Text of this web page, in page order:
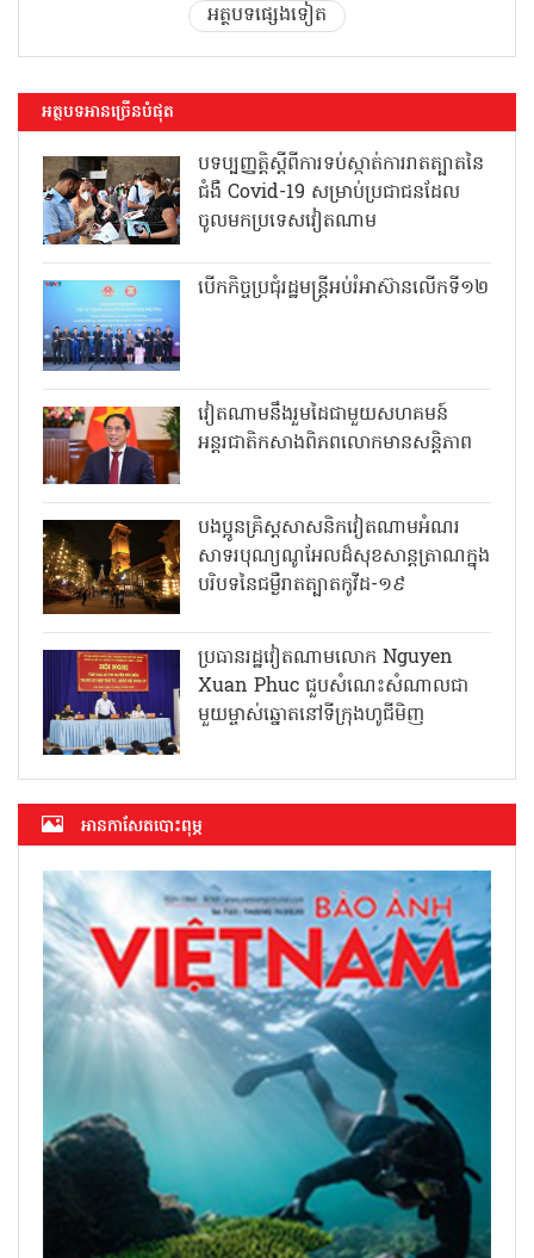
អត្ថបទផ្សេងទៀត
អត្ថបទអានច្រើនបំផុត
បទប្បញ្ញត្តិស្តីពីការទប់ស្កាត់ការរាតត្បាតនៃ
ជំងឺ Covid-19 សម្រាប់ប្រជាជនដែល
ចូលមកប្រទេសវៀតណាម
បើកកិច្ចប្រជុំរដ្ឋមន្ត្រីអប់រំអាស៊ានលើកទី១២
វៀតណាមនឹងរួមដៃជាមួយសហគមន៍
អន្តរជាតិកសាងពិភពលោកមានសន្តិភាព
បងប្អូនគ្រិស្តសាសនិកវៀតណាមអំណរ
សាទរបុណ្យណូអែលដ៏សុខសាន្តត្រាណក្នុង
បរិបទនៃជម្ងឺរាតត្បាតកូវីដ-១៩
ប្រធានរដ្ឋវៀតណាមលោក Nguyen
Xuan Phuc ជួបសំណេះសំណាលជា
មួយម្ចាស់ឆ្នោតនៅទីក្រុងហូជីមិញ
អាន​កាសែត​បោះពុម្ភ